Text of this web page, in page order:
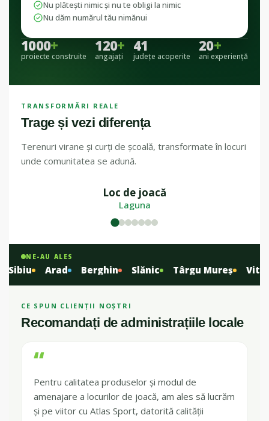
1000+
proiecte construite
120+
angajați
41
județe acoperite
20+
ani experiență
Nu plătești nimic și nu te obligi la nimic
Nu dăm numărul tău nimănui
TRANSFORMĂRI REALE
Trage și vezi diferența
Terenuri virane și curți de școală, transformate în locuri
unde comunitatea se adună.
Loc de joacă
Laguna
NE-AU ALES
Arad Berghin Slănic Târgu Mureș Vita
CE SPUN CLIENȚII NOȘTRI
Recomandați de administrațiile locale
“
Pentru calitatea produselor și modul de
amenajare a locurilor de joacă, am ales să lucrăm
și pe viitor cu Atlas Sport, datorită calității